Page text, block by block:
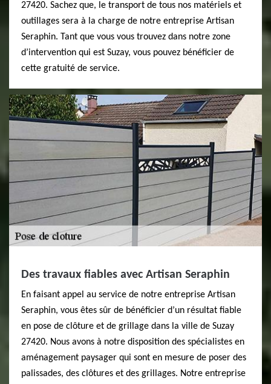
27420. Sachez que, le transport de tous nos matériels et
outillages sera à la charge de notre entreprise Artisan
Seraphin. Tant que vous vous trouvez dans notre zone
d’intervention qui est Suzay, vous pouvez bénéficier de
cette gratuité de service.
Des travaux fiables avec Artisan Seraphin
En faisant appel au service de notre entreprise Artisan
Seraphin, vous êtes sûr de bénéficier d’un résultat fiable
en pose de clôture et de grillage dans la ville de Suzay
27420. Nous avons à notre disposition des spécialistes en
aménagement paysager qui sont en mesure de poser des
palissades, des clôtures et des grillages. Notre entreprise